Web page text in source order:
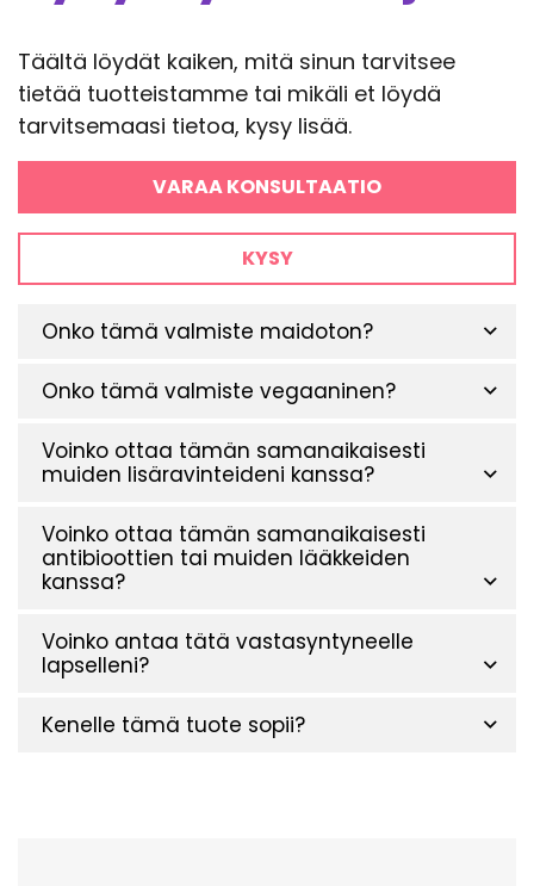
Täältä löydät kaiken, mitä sinun tarvitsee
tietää tuotteistamme tai mikäli et löydä
tarvitsemaasi tietoa, kysy lisää.
VARAA KONSULTAATIO
KYSY
Onko tämä valmiste maidoton?
Onko tämä valmiste vegaaninen?
Voinko ottaa tämän samanaikaisesti
muiden lisäravinteideni kanssa?
Voinko ottaa tämän samanaikaisesti
antibioottien tai muiden lääkkeiden
kanssa?
Voinko antaa tätä vastasyntyneelle
lapselleni?
Kenelle tämä tuote sopii?